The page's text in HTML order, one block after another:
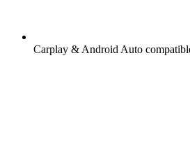
Carplay & Android Auto